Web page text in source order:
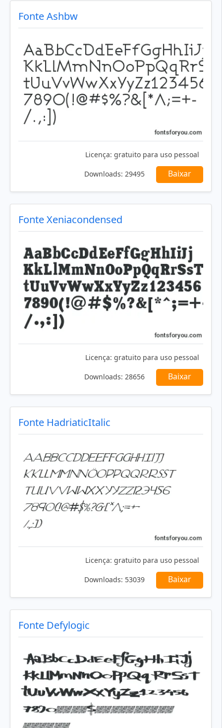
Fonte Ashbw
Licença: gratuito para uso pessoal
Downloads: 29495 Baixar
Fonte Xeniacondensed
Licença: gratuito para uso pessoal
Downloads: 28656 Baixar
Fonte HadriaticItalic
Licença: gratuito para uso pessoal
Downloads: 53039 Baixar
Fonte Defylogic